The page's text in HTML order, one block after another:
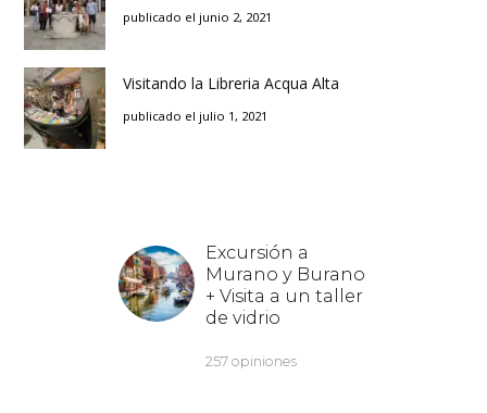
publicado el junio 2, 2021
Visitando la Libreria Acqua Alta
publicado el julio 1, 2021